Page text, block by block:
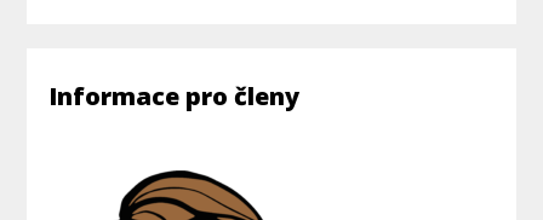
Informace pro členy